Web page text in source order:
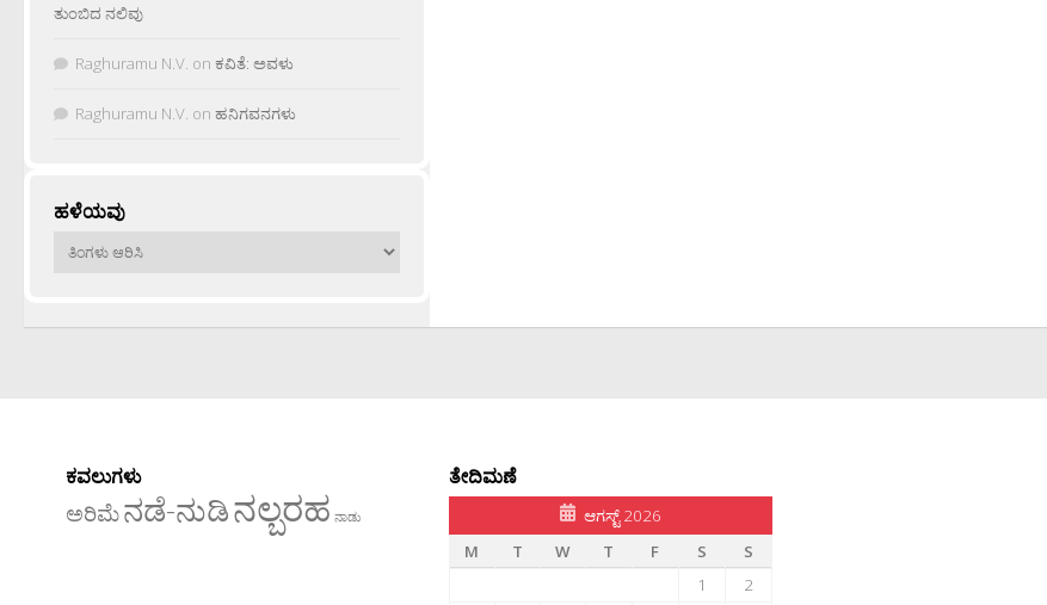
ತುಂಬಿದ ನಲಿವು
Raghuramu N.V. on ಕವಿತೆ: ಅವಳು
Raghuramu N.V. on ಹನಿಗವನಗಳು
ಹಳೆಯವು
ಹಳೆಯವು
ಕವಲುಗಳು
ಅರಿಮೆನಡೆ-ನುಡಿನಲ್ಬರಹ ನಾಡು
ತೇದಿಮಣೆ
ಆಗಸ್ಟ್ 2026
M
T W T F S
S
1
2